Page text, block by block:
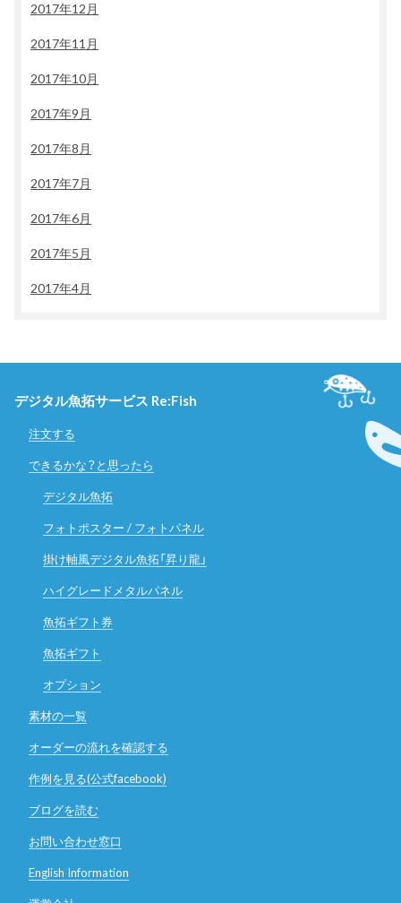
2017年12月
2017年11月
2017年10月
2017年9月
2017年8月
2017年7月
2017年6月
2017年5月
2017年4月
デジタル魚拓サービス Re:Fish
注文する
できるかな？と思ったら
デジタル魚拓
フォトポスター / フォトパネル
掛け軸風デジタル魚拓「昇り龍」
ハイグレードメタルパネル
魚拓ギフト券
魚拓ギフト
オプション
素材の一覧
オーダーの流れを確認する
作例を見る(公式facebook)
ブログを読む
お問い合わせ窓口
English Information